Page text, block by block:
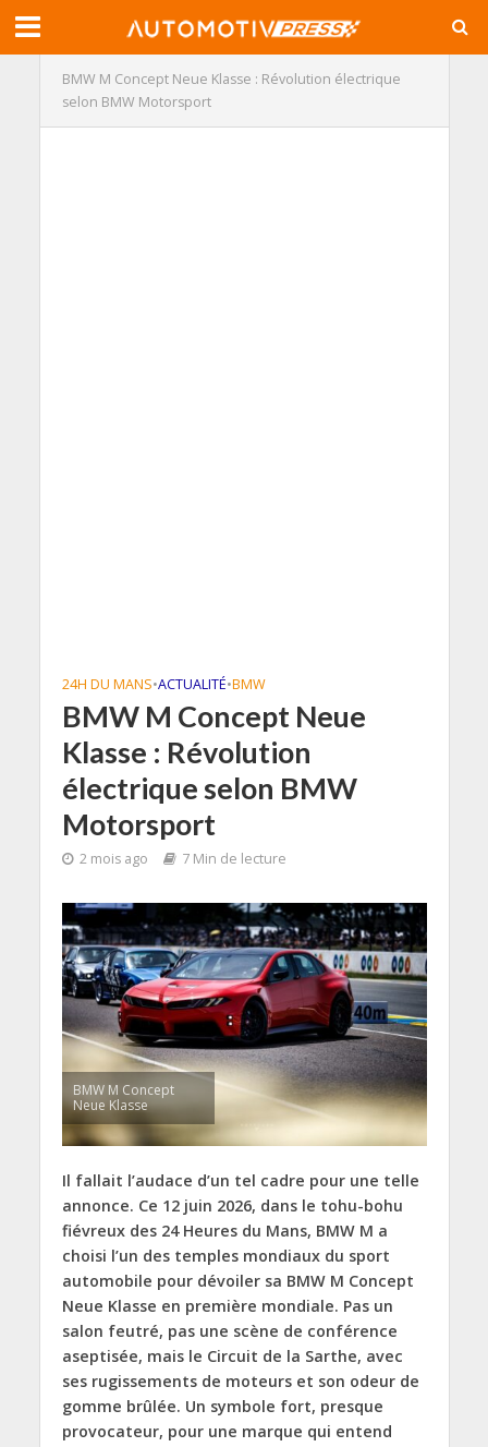
BMW M Concept Neue Klasse : Révolution électrique
selon BMW Motorsport
24H DU MANS•ACTUALITÉ•BMW
BMW M Concept Neue
Klasse : Révolution
électrique selon BMW
Motorsport
2 mois ago 7 Min de lecture
BMW M Concept
Neue Klasse
Il fallait l’audace d’un tel cadre pour une telle
annonce. Ce 12 juin 2026, dans le tohu-bohu
fiévreux des 24 Heures du Mans, BMW M a
choisi l’un des temples mondiaux du sport
automobile pour dévoiler sa BMW M Concept
Neue Klasse en première mondiale. Pas un
salon feutré, pas une scène de conférence
aseptisée, mais le Circuit de la Sarthe, avec
ses rugissements de moteurs et son odeur de
gomme brûlée. Un symbole fort, presque
provocateur, pour une marque qui entend